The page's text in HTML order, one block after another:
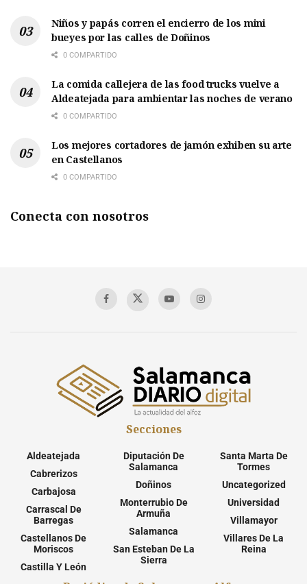
Niños y papás corren el encierro de los mini
bueyes por las calles de Doñinos
0 COMPARTIDO
La comida callejera de las food trucks vuelve a
Aldeatejada para ambientar las noches de verano
0 COMPARTIDO
Los mejores cortadores de jamón exhiben su arte
en Castellanos
0 COMPARTIDO
Conecta con nosotros
Secciones
Aldeatejada
Cabrerizos
Carbajosa
Carrascal De
Barregas
Castellanos De
Moriscos
Castilla Y León
Diputación De
Salamanca
Doñinos
Monterrubio De
Armuña
Salamanca
San Esteban De La
Sierra
Santa Marta De
Tormes
Uncategorized
Universidad
Villamayor
Villares De La
Reina